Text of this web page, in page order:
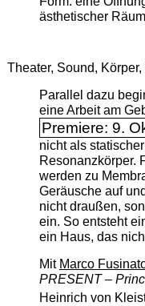
ästhetischer
Theater, Sound, Körper,
Parallel dazu
eine Arbeit am
Premiere: 9.
nicht als
Resonanzkörper.
werden zu
Geräusche auf
nicht draußen,
ein. So entsteht
ein Haus, das
Mit Marco
PRESENT –
Heinrich von